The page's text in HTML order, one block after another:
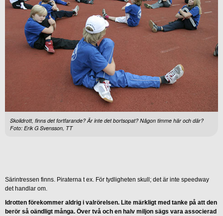
Skolidrott, finns det fortfarande? Är inte det bortsopat? Någon timme här och där?
Foto: Erik G Svensson, TT
Särintressen finns. Piraterna t ex. För tydligheten skull; det är inte speedway
det handlar om.
Idrotten förekommer aldrig i valrörelsen. Lite märkligt med tanke på att den
berör så oändligt många. Över två och en halv miljon sägs vara associerad